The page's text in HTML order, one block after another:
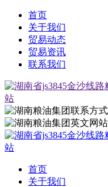
首页
关于我们
贸易动态
贸易资讯
联系我们
首页
关于我们